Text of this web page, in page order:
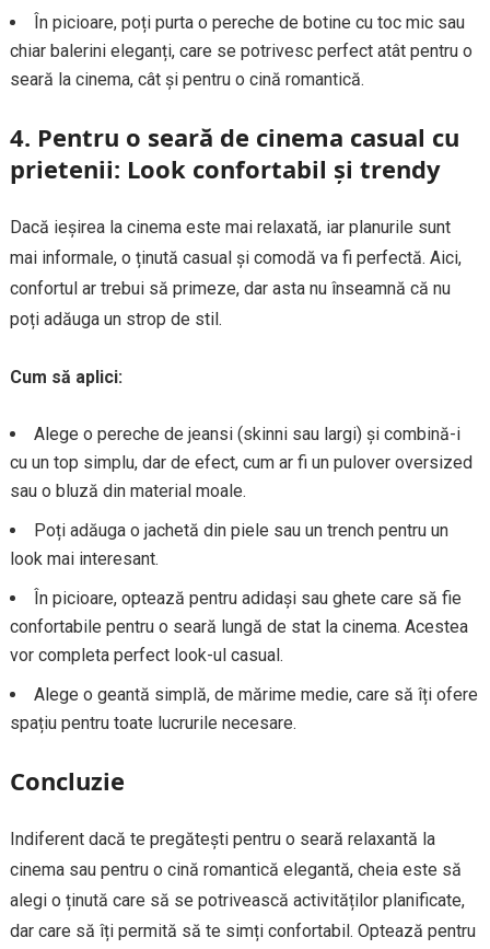
În picioare, poți purta o pereche de botine cu toc mic sau
chiar balerini eleganți, care se potrivesc perfect atât pentru o
seară la cinema, cât și pentru o cină romantică.
4. Pentru o seară de cinema casual cu
prietenii: Look confortabil și trendy
Dacă ieșirea la cinema este mai relaxată, iar planurile sunt
mai informale, o ținută casual și comodă va fi perfectă. Aici,
confortul ar trebui să primeze, dar asta nu înseamnă că nu
poți adăuga un strop de stil.
Cum să aplici:
Alege o pereche de jeansi (skinni sau largi) și combină-i
cu un top simplu, dar de efect, cum ar fi un pulover oversized
sau o bluză din material moale.
Poți adăuga o jachetă din piele sau un trench pentru un
look mai interesant.
În picioare, optează pentru adidași sau ghete care să fie
confortabile pentru o seară lungă de stat la cinema. Acestea
vor completa perfect look-ul casual.
Alege o geantă simplă, de mărime medie, care să îți ofere
spațiu pentru toate lucrurile necesare.
Concluzie
Indiferent dacă te pregătești pentru o seară relaxantă la
cinema sau pentru o cină romantică elegantă, cheia este să
alegi o ținută care să se potrivească activităților planificate,
dar care să îți permită să te simți confortabil. Optează pentru